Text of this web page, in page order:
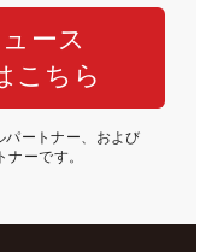
ース
こちら
パートナー、および
ーです。